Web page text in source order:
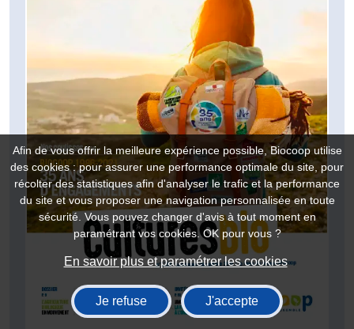
Afin de vous offrir la meilleure expérience possible, Biocoop utilise
des cookies : pour assurer une performance optimale du site, pour
récolter des statistiques afin d'analyser le trafic et la performance
du site et vous proposer une navigation personnalisée en toute
sécurité. Vous pouvez changer d'avis à tout moment en
paramétrant vos cookies. OK pour vous ?
En savoir plus et paramétrer les cookies
Je refuse J'accepte